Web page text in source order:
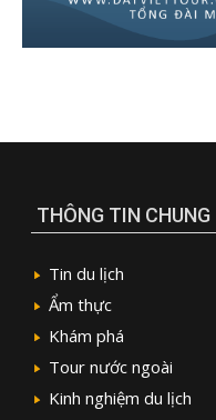
THÔNG TIN CHUNG
Tin du lịch
Ẩm thực
Khám phá
Tour nước ngoài
Kinh nghiệm du lịch